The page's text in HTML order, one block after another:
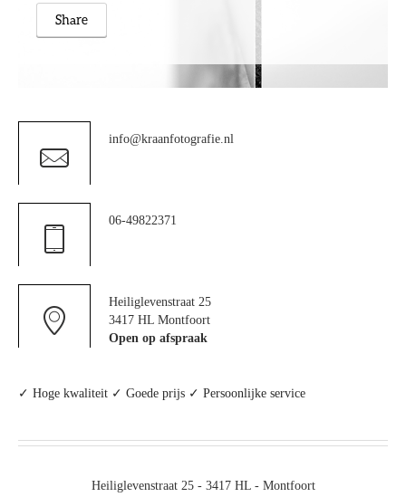
Share
PRIJZEN
info@kraanfotografie.nl
06-49822371
Heiliglevenstraat 25
3417 HL Montfoort
Open op afspraak
✓ Hoge kwaliteit ✓ Goede prijs ✓ Persoonlijke service
Heiliglevenstraat 25 - 3417 HL - Montfoort